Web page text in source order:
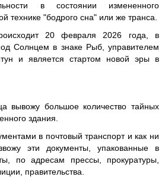
в состоянии измененного
технике "бодрого сна" или же транса.
20 февраля 2026 года, в
Солнцем в знаке Рыб, управителем
и является стартом новой эры в
вывожу большое количество тайных
здания.
в почтовый транспорт и как ни
эти документы, упакованные в
по адресам прессы, прокуратуры,
правительства.